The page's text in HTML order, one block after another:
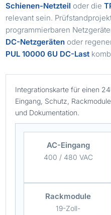
Schienen-Netzteil oder die
relevant sein.
programmierbaren
DC-Netzgeräten oder
PUL 10000 6U DC-Last
Integrationskarte für einen
Eingang, Schutz,
und Dokumentation.
AC-Eingang
400 / 480 VAC
Rackmodule
19-Zoll-